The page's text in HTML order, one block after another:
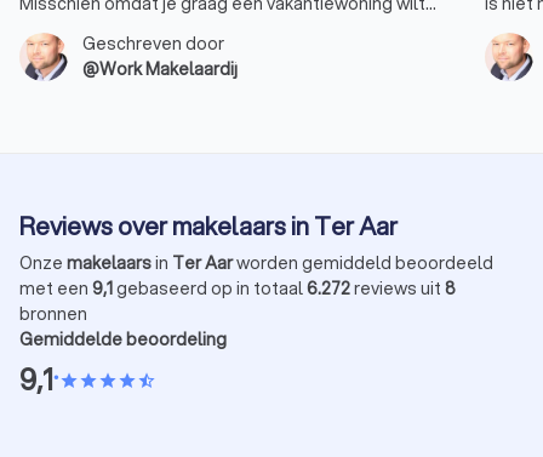
bezitten waarnaar je tijdens de wintermaanden kan
uitwijken. Of omdat je extra inkomen wilt genereren
door het huis te verhuren. Feit is dat de regels op het
Geschreven door
@Work Makelaardij
Een
Reviews over makelaars in Ter Aar
Onze makelaarsin Ter Aarworden gemiddeld beoordeeld
met een 9,1gebaseerd op in totaal6.272reviews uit 8
bronnen
Gemiddelde beoordeling
9,1•starstarstarstarstar_half